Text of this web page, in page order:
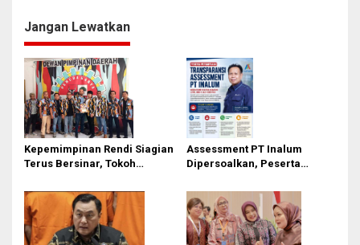
a
s
i
p
o
s
Jangan Lewatkan
Kepemimpinan Rendi Siagian
Terus Bersinar, Tokoh
MJA Kota Medan
Assessment PT Inalum
Dipersoalkan, Peserta
Penentuan Kelulusan